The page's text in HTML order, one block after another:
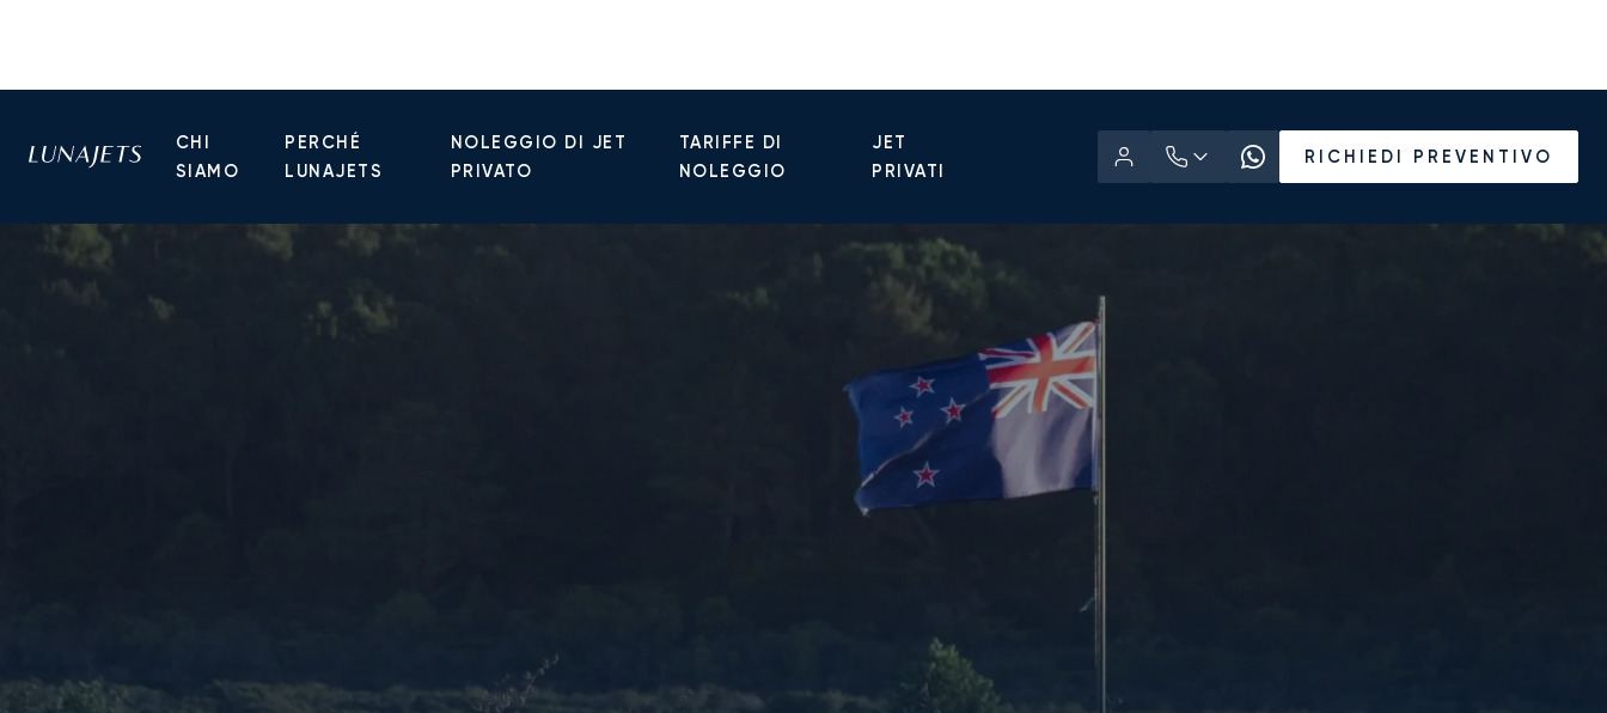
CHI
SIAMO
PERCHÉ
LUNAJETS
NOLEGGIO DI JET
PRIVATO
TARIFFE DI
NOLEGGIO
JET
PRIVATI
RICHIEDI PREVENTIVO